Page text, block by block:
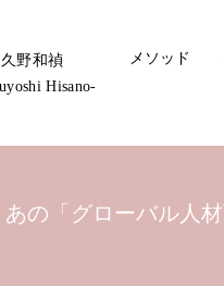
久野和禎
Hisano-
メソッド
の「グローバル人